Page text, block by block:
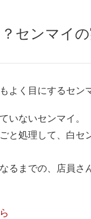
よく目にするセン
いないセンマイ。
と処理して、白セ
るまでの、店員さ